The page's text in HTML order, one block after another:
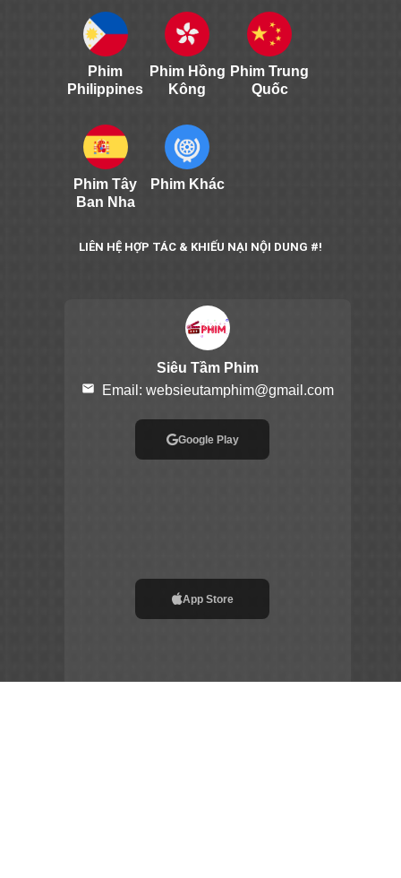
Phim
Philippines
Phim Hồng
Kông
Phim Trung
Quốc
Phim Tây
Ban Nha
Phim Khác
LIÊN HỆ HỢP TÁC & KHIẾU NẠI NỘI DUNG #!
Siêu Tầm Phim
email Email: websieutamphim@gmail.com
Google Play
App Store